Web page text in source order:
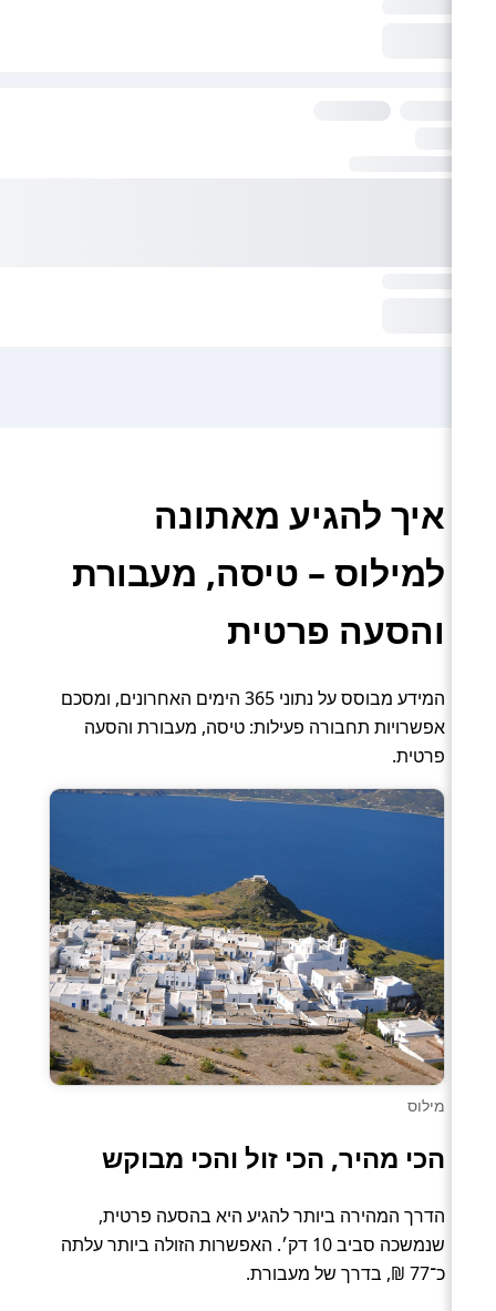
איך להגיע מאתונה
למילוס – טיסה, מעבורת
והסעה פרטית
המידע מבוסס על נתוני 365 הימים האחרונים, ומסכם
אפשרויות תחבורה פעילות: טיסה, מעבורת והסעה
פרטית.
מילוס
הכי מהיר, הכי זול והכי מבוקש
הדרך המהירה ביותר להגיע היא בהסעה פרטית,
שנמשכה סביב 10 דק׳. האפשרות הזולה ביותר עלתה
כ־77 ₪, בדרך של מעבורת.